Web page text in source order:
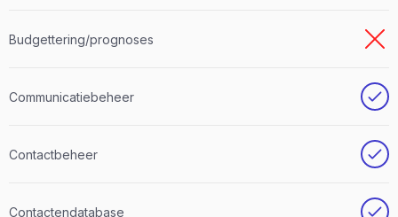
Budgettering/prognoses
Communicatiebeheer
Contactbeheer
Contactendatabase